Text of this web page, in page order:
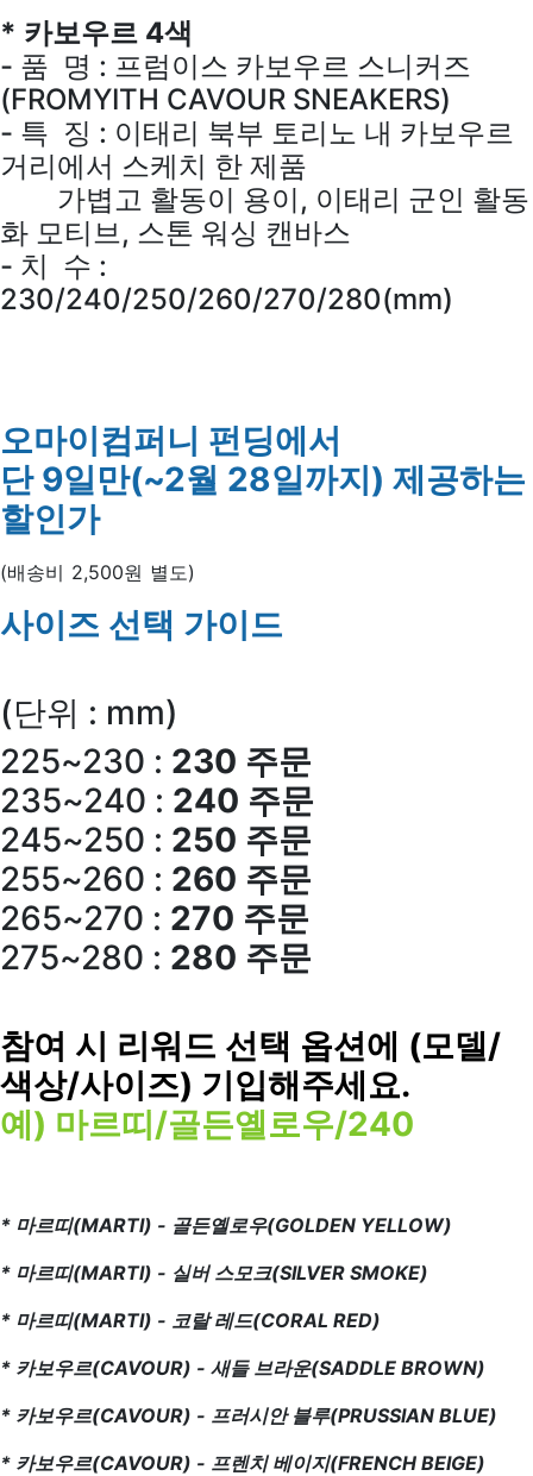
* 카보우르 4색
- 품 명 : 프럼이스 카보우르 스니커즈
(FROMYITH CAVOUR SNEAKERS)
- 특 징 : 이태리 북부 토리노 내 카보우르
거리에서 스케치 한 제품
가볍고 활동이 용이, 이태리 군인 활동
화 모티브, 스톤 워싱 캔바스
- 치 수 :
230/240/250/260/270/280(mm)
오마이컴퍼니 펀딩에서
단 9일만(~2월 28일까지) 제공하는
할인가
(배송비 2,500원 별도)
사이즈 선택 가이드
(단위 : mm)
225~230 : 230 주문
235~240 : 240 주문
245~250 : 250 주문
255~260 : 260 주문
265~270 : 270 주문
275~280 : 280 주문
참여 시 리워드 선택 옵션에 (모델/
색상/사이즈) 기입해주세요.
예) 마르띠/골든옐로우/240
* 마르띠(MARTI) - 골든옐로우(GOLDEN YELLOW)
* 마르띠(MARTI) - 실버 스모크(SILVER SMOKE)
* 마르띠(MARTI) - 코랄 레드(CORAL RED)
* 카보우르(CAVOUR) - 새들 브라운(SADDLE BROWN)
* 카보우르(CAVOUR) - 프러시안 블루(PRUSSIAN BLUE)
* 카보우르(CAVOUR) - 프렌치 베이지(FRENCH BEIGE)